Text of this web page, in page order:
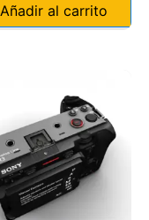
Añadir al carrito